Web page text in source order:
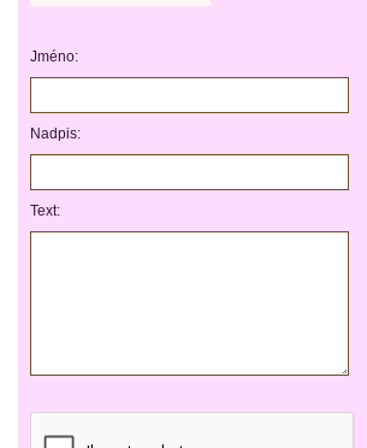
Jméno:
Nadpis:
Text: